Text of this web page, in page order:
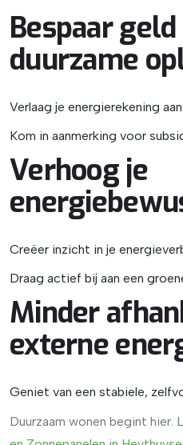
Bespaar
duurzame
Verlaag je energierekening
Kom in aanmerking voor
Verhoog je
Creëer inzicht in je
Draag actief bij aan een
Minder
externe
Geniet van een stabiele,
Duurzaam wonen begint hier.